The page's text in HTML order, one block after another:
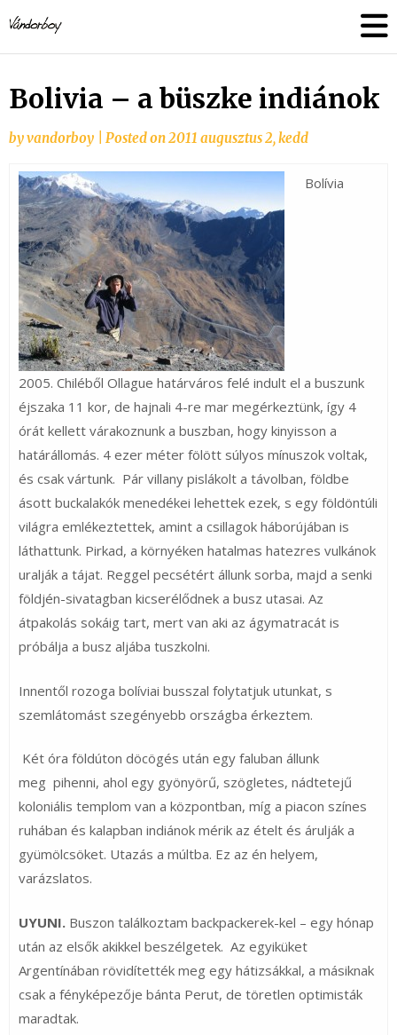
to
content
Bolivia – a büszke indiánok
byvandorboy Posted on2011 augusztus 2, kedd
Bolívia
2005. Chiléből Ollague határváros felé indult el a buszunk
éjszaka 11 kor, de hajnali 4-re mar megérkeztünk, így 4
órát kellett várakoznunk a buszban, hogy kinyisson a
határállomás. 4 ezer méter fölött súlyos mínuszok voltak,
és csak vártunk. Pár villany pislákolt a távolban, földbe
ásott buckalakók menedékei lehettek ezek, s egy földöntúli
világra emlékeztettek, amint a csillagok háborújában is
láthattunk. Pirkad, a környéken hatalmas hatezres vulkánok
uralják a tájat. Reggel pecsétért állunk sorba, majd a senki
földjén-sivatagban kicserélődnek a busz utasai. Az
átpakolás sokáig tart, mert van aki az ágymatracát is
próbálja a busz aljába tuszkolni.
Innentől rozoga bolíviai busszal folytatjuk utunkat, s
szemlátomást szegényebb országba érkeztem.
Két óra földúton döcögés után egy faluban állunk
meg pihenni, ahol egy gyönyörű, szögletes, nádtetejű
koloniális templom van a központban, míg a piacon színes
ruhában és kalapban indiánok mérik az ételt és árulják a
gyümölcsöket. Utazás a múltba. Ez az én helyem,
varázslatos.
UYUNI. Buszon találkoztam backpackerek-kel – egy hónap
után az elsők akikkel beszélgetek. Az egyiküket
Argentínában rövidítették meg egy hátizsákkal, a másiknak
csak a fényképezője bánta Perut, de töretlen optimisták
maradtak.